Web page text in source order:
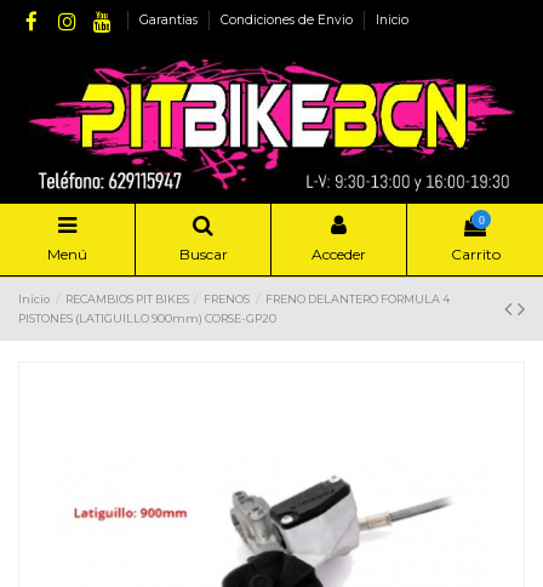
Garantias Condiciones de Envio Inicio
Menú Buscar Acceder
0
Carrito
Inicio RECAMBIOS PIT BIKES FRENOS
FRENO DELANTERO FORMULA 4
PISTONES (LATIGUILLO 900mm) CORSE-GP20